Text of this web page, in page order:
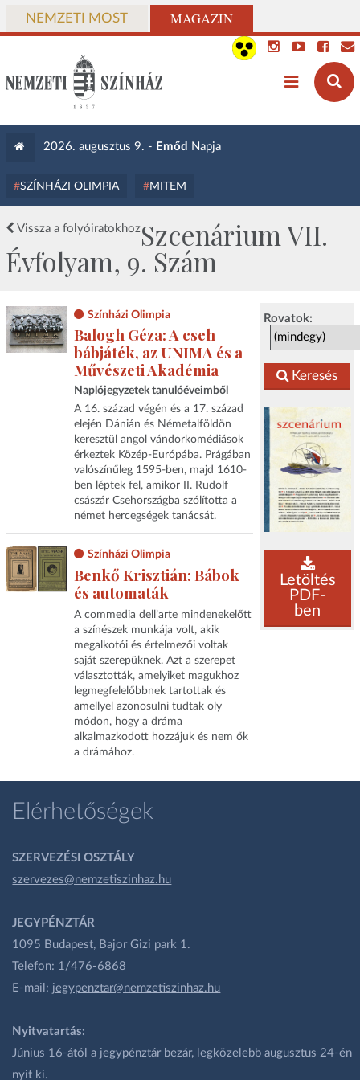
NEMZETI MOST MAGAZIN
2026. augusztus 9. - Emőd Napja
SZÍNHÁZI OLIMPIA MITEM
Vissza a folyóiratokhozSzcenárium VII.
Évfolyam, 9. Szám
Rovatok:
Keresés
Letöltés
PDF-
ben
Színházi Olimpia
Balogh Géza: A cseh
bábjáték, az UNIMA és a
Művészeti Akadémia
Naplójegyzetek tanulóéveimből
A 16. század végén és a 17. század
elején Dánián és Németalföldön
keresztül angol vándorkomédiások
érkeztek Közép-Európába. Prágában
valószínűleg 1595‑ben, majd 1610-
ben léptek fel, amikor II. Rudolf
császár Csehországba szólította a
német hercegségek tanácsát.
Színházi Olimpia
Benkő Krisztián: Bábok
és automaták
A commedia dell’arte mindenekelőtt
a színészek munkája volt, akik
megalkotói és értelmezői voltak
saját szerepüknek. Azt a szerepet
választották, amelyiket magukhoz
legmegfelelőbbnek tartottak és
amellyel azonosulni tudtak oly
módon, hogy a dráma
alkalmazkodott hozzájuk és nem ők
a drámához.
Elérhetőségek
SZERVEZÉSI OSZTÁLY
szervezes@nemzetiszinhaz.hu
JEGYPÉNZTÁR
1095 Budapest, Bajor Gizi park 1.
Telefon: 1/476-6868
E-mail: jegypenztar@nemzetiszinhaz.hu
Nyitvatartás:
Június 16-ától a jegypénztár bezár, legközelebb augusztus 24-én
nyit ki.